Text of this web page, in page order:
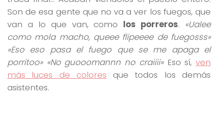
Son de esa gente que no va a ver los fuegos, que
van a lo que van, como los porreros. «Ualee
como mola macho, queee flipeeee de fuegosss»
«Eso eso pasa el fuego que se me apaga el
porritoo» «No guooomannn no craiiii»Eso sí,ven
más luces de colores que todos los demás
asistentes.